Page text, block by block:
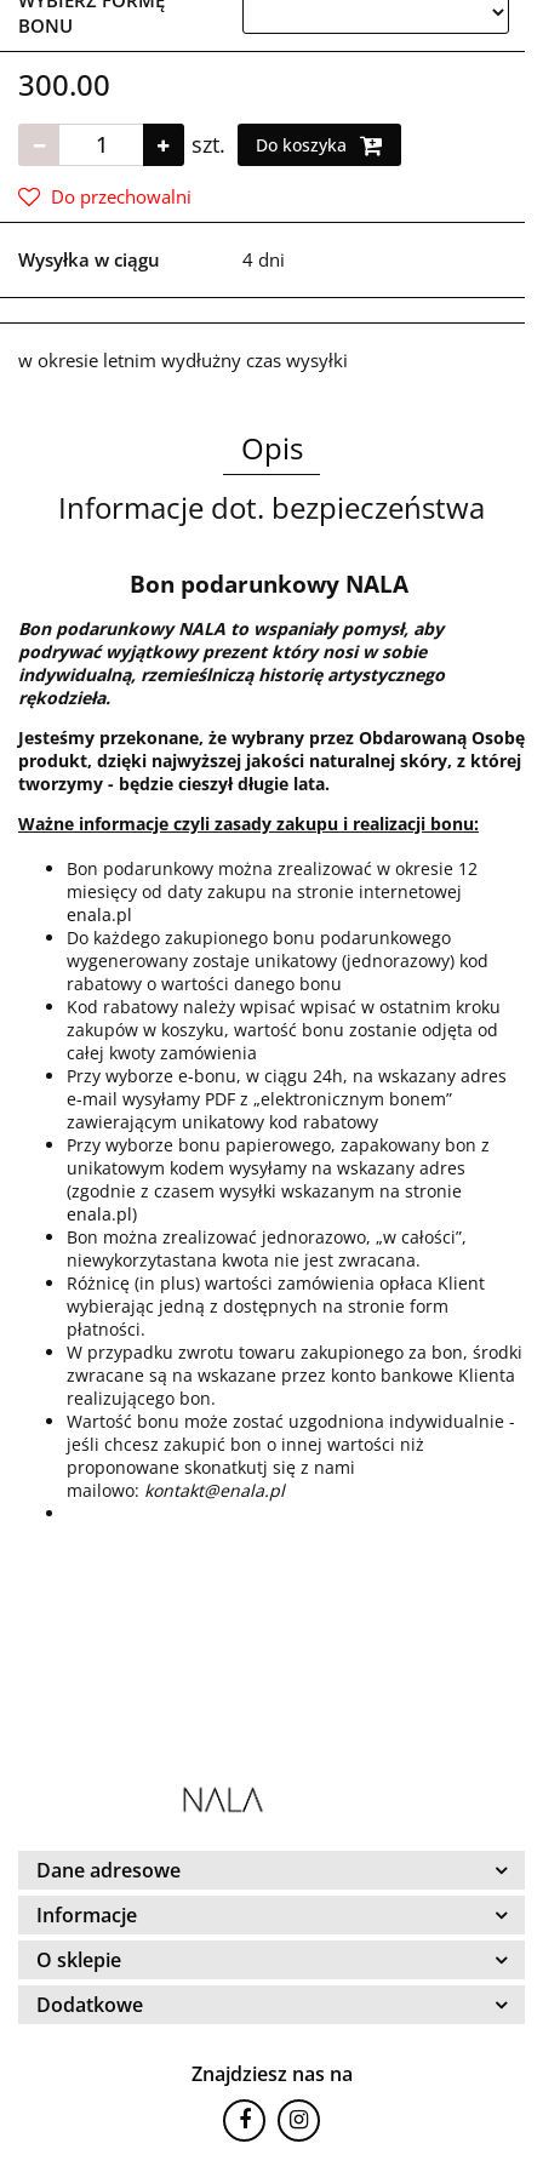
BONU
300.00
szt. Do koszyka
Do przechowalni
Wysyłka w ciągu 4 dni
w okresie letnim wydłużny czas wysyłki
Opis
Informacje dot. bezpieczeństwa
Bon podarunkowy NALA
Bon podarunkowy NALA to wspaniały pomysł, aby
podrywać wyjątkowy prezent który nosi w sobie
indywidualną, rzemieślniczą historię artystycznego
rękodzieła.
Jesteśmy przekonane, że wybrany przez Obdarowaną Osobę
produkt, dzięki najwyższej jakości naturalnej skóry, z której
tworzymy - będzie cieszył długie lata.
Ważne informacje czyli zasady zakupu i realizacji bonu:
Bon podarunkowy można zrealizować w okresie 12
miesięcy od daty zakupu na stronie internetowej
enala.pl
Do każdego zakupionego bonu podarunkowego
wygenerowany zostaje unikatowy (jednorazowy) kod
rabatowy o wartości danego bonu
Kod rabatowy należy wpisać wpisać w ostatnim kroku
zakupów w koszyku, wartość bonu zostanie odjęta od
całej kwoty zamówienia
Przy wyborze e-bonu, w ciągu 24h, na wskazany adres
e-mail wysyłamy PDF z „elektronicznym bonem”
zawierającym unikatowy kod rabatowy
Przy wyborze bonu papierowego, zapakowany bon z
unikatowym kodem wysyłamy na wskazany adres
(zgodnie z czasem wysyłki wskazanym na stronie
enala.pl)
Bon można zrealizować jednorazowo, „w całości”,
niewykorzytastana kwota nie jest zwracana.
Różnicę (in plus) wartości zamówienia opłaca Klient
wybierając jedną z dostępnych na stronie form
płatności.
W przypadku zwrotu towaru zakupionego za bon, środki
zwracane są na wskazane przez konto bankowe Klienta
realizującego bon.
Wartość bonu może zostać uzgodniona indywidualnie -
jeśli chcesz zakupić bon o innej wartości niż
proponowane skonatkutj się z nami
mailowo: kontakt@enala.pl
Dane adresowe
Informacje
O sklepie
Dodatkowe
Znajdziesz nas na